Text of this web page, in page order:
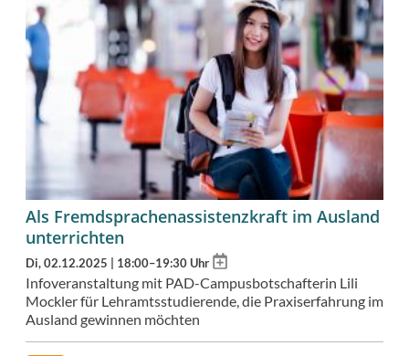
Als Fremdsprachenassistenzkraft im Ausland
unterrichten
Di, 02.12.2025 | 18:00–19:30 Uhr Add
calendar
Infoveranstaltung mit PAD-Campusbotschafterin Lili
Mockler für Lehramtsstudierende, die Praxiserfahrung im
Ausland gewinnen möchten